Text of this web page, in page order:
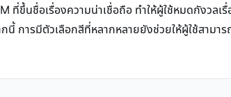
ที่ขึ้นชื่อเรื่องความน่าเชื่อถือ ทำให้ผู้ใช้หมดกังว
การมีตัวเลือกสีที่หลากหลายยังช่วยให้ผู้ใช้สาม